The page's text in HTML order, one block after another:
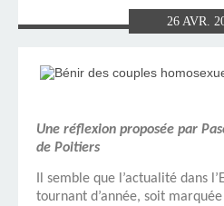
26 AVR.
Une réflexion proposée par
de Poitiers
Il semble que l’actualité dans
tournant d’année, soit